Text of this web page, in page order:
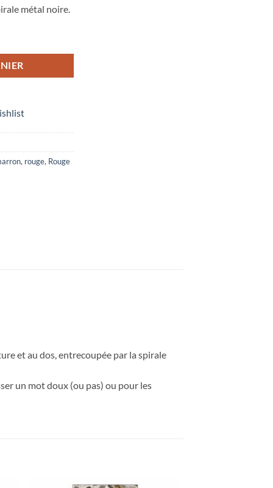
métal noire.
, rouge, Rouge
et au dos, entrecoupée par la spirale
un mot doux (ou pas) ou pour les